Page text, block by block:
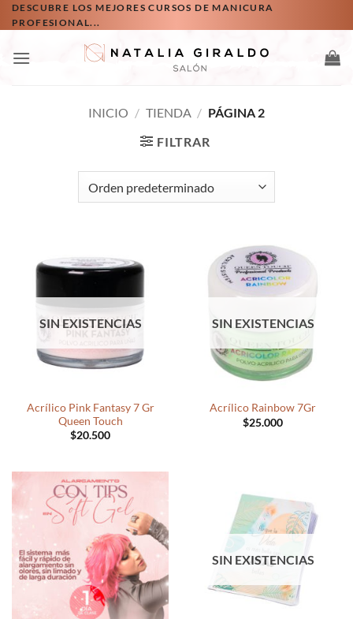
Saltar
al
DESCUBRE LOS MEJORES CURSOS DE MANICURA
PROFESIONAL...
INICIO / TIENDA / PÁGINA 2
FILTRAR
SIN EXISTENCIAS
Acrílico Pink Fantasy 7 Gr
Queen Touch
$20.500
SIN EXISTENCIAS
Acrílico Rainbow 7Gr
$25.000
SIN EXISTENCIAS